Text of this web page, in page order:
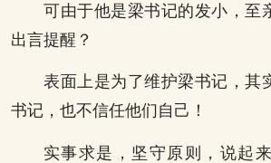
可由于他是梁书记的发小，至
出言提醒？
表面上是为了维护梁书记，其
书记，也不信任他们自己！
实事求是，坚守原则，说起